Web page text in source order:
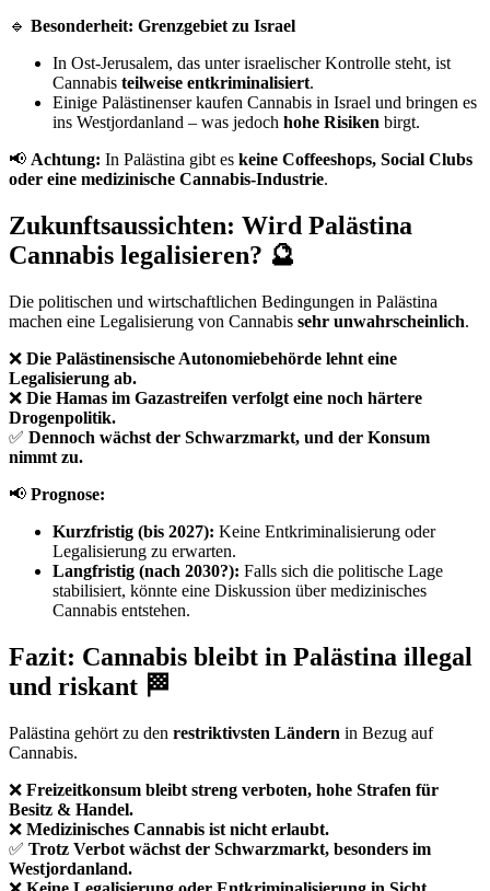
🔹 Besonderheit: Grenzgebiet zu Israel
In Ost-Jerusalem, das unter israelischer Kontrolle steht, ist
Cannabis teilweise entkriminalisiert.
Einige Palästinenser kaufen Cannabis in Israel und bringen es
ins Westjordanland – was jedoch hohe Risiken birgt.
📢 Achtung: In Palästina gibt es keine Coffeeshops, Social Clubs
oder eine medizinische Cannabis-Industrie.
Zukunftsaussichten: Wird Palästina
Cannabis legalisieren? 🔮
Die politischen und wirtschaftlichen Bedingungen in Palästina
machen eine Legalisierung von Cannabis sehr unwahrscheinlich.
❌ Die Palästinensische Autonomiebehörde lehnt eine
Legalisierung ab.
❌ Die Hamas im Gazastreifen verfolgt eine noch härtere
Drogenpolitik.
✅ Dennoch wächst der Schwarzmarkt, und der Konsum
nimmt zu.
📢 Prognose:
Kurzfristig (bis 2027): Keine Entkriminalisierung oder
Legalisierung zu erwarten.
Langfristig (nach 2030?): Falls sich die politische Lage
stabilisiert, könnte eine Diskussion über medizinisches
Cannabis entstehen.
Fazit: Cannabis bleibt in Palästina illegal
und riskant 🏁
Palästina gehört zu den restriktivsten Ländern in Bezug auf
Cannabis.
❌ Freizeitkonsum bleibt streng verboten, hohe Strafen für
Besitz & Handel.
❌ Medizinisches Cannabis ist nicht erlaubt.
✅ Trotz Verbot wächst der Schwarzmarkt, besonders im
Westjordanland.